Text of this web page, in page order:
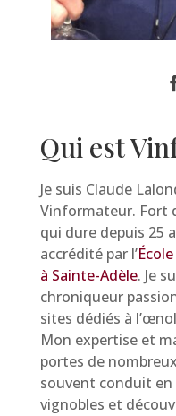
Qui est
Je suis Claude
Vinformateur. Fort
qui dure depuis 25
accrédité par l’
à Sainte-Adèle. Je
chroniqueur
sites dédiés à
Mon expertise et
portes de
souvent conduit en
vignobles et